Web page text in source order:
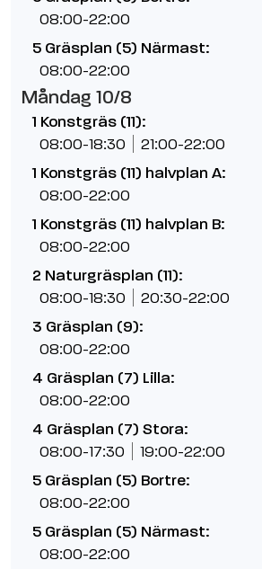
08:00-22:00
5 Gräsplan (5) Närmast:
08:00-22:00
Måndag 10/8
1 Konstgräs (11):
08:00-18:30 21:00-22:00
1 Konstgräs (11) halvplan A:
08:00-22:00
1 Konstgräs (11) halvplan B:
08:00-22:00
2 Naturgräsplan (11):
08:00-18:30 20:30-22:00
3 Gräsplan (9):
08:00-22:00
4 Gräsplan (7) Lilla:
08:00-22:00
4 Gräsplan (7) Stora:
08:00-17:30 19:00-22:00
5 Gräsplan (5) Bortre:
08:00-22:00
5 Gräsplan (5) Närmast:
08:00-22:00